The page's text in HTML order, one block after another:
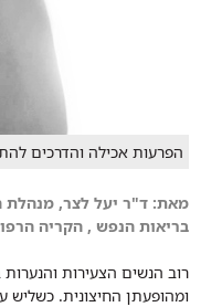
הפרעות אכילה והדרכים
מאת: ד"ר יעל לצר, מנהלת
בריאות הנפש ​, הקריה
רוב הנשים הצעירות
ומהופעתן החיצונית.